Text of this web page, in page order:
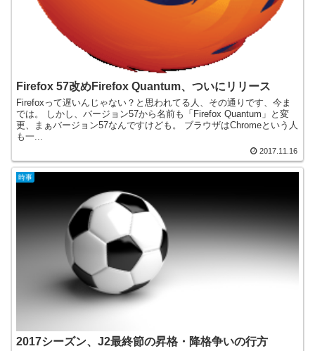
Firefox 57改めFirefox Quantum、ついにリリース
Firefoxって遅いんじゃない？と思われてる人、その通りです、今ま
では。 しかし、バージョン57から名前も「Firefox Quantum」と変
更、まぁバージョン57なんですけども。 ブラウザはChromeという人
も一...
2017.11.16
時事
2017シーズン、J2最終節の昇格・降格争いの行方